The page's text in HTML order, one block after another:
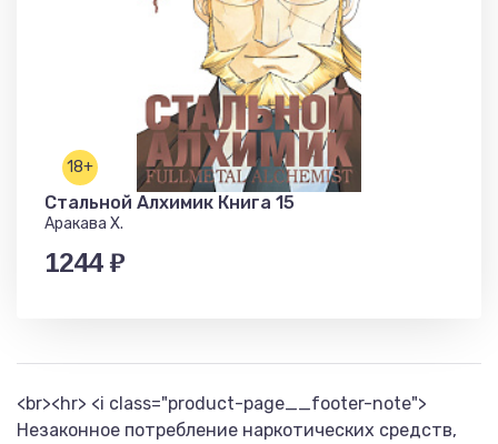
18+
Стальной Алхимик Книга 15
Аракава Х.
1244 ₽
<br><hr> <i class="product-page__footer-note">
Незаконное потребление наркотических средств,